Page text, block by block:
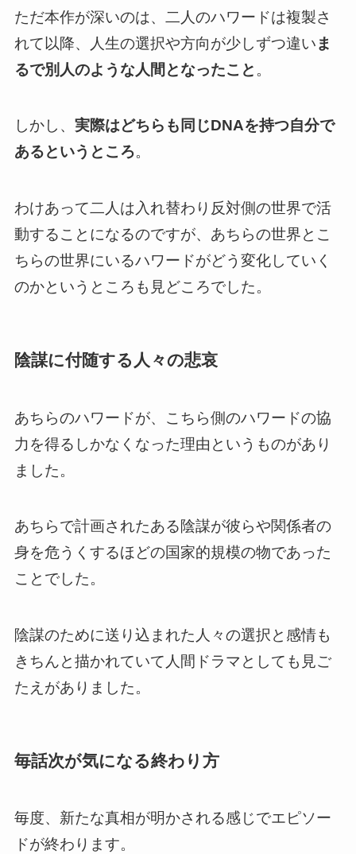
ただ本作が深いのは、二人のハワードは複製さ
れて以降、人生の選択や方向が少しずつ違い ま
るで別人のような人間となったこと 。
しかし、 実際はどちらも同じDNAを持つ自分で
あるというところ。
わけあって二人は入れ替わり反対側の世界で活
動することになるのですが、 あちらの世界とこ
ちらの世界にいるハワードがどう変化していく
のかというところも見どころでした。
陰謀に付随する人々の悲哀
あちらのハワードが、こちら側のハワードの協
力を得るしかなくなった理由というものがあり
ました。
あちらで計画されたある陰謀が彼らや関係者の
身を危うくするほどの国家的規模の物であった
こと でした。
陰謀のために送り込まれた人々の選択と感情も
きちんと描かれていて人間ドラマとしても見ご
たえがありました。
毎話次が気になる終わり方
毎度、新たな真相が明かされる感じでエピソー
ドが終わります。